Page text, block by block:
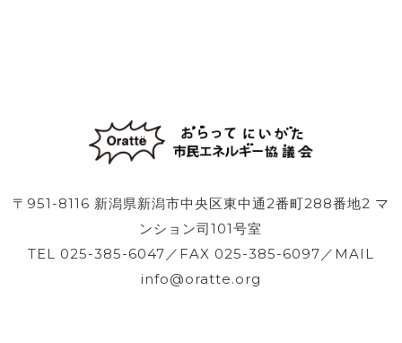
〒951-8116 新潟県新潟市中央区東中通2番町288番地2 マ
ンション司101号室
TEL 025-385-6047／FAX 025-385-6097／MAIL
info@oratte.org